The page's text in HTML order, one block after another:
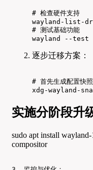
# 检查硬件支持
wayland-list-
# 测试基础功能
wayland --test
逐步迁移方案：
# 首先生成配置快照
xdg-wayland-
实施分阶段升
sudo apt install
compositor